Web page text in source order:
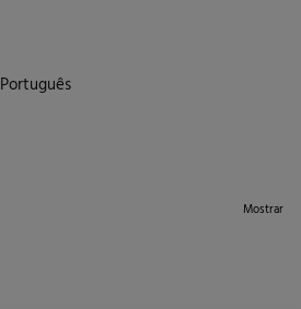
Português
Mostrar